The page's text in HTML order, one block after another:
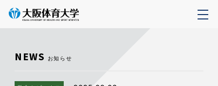
NEWS お知らせ